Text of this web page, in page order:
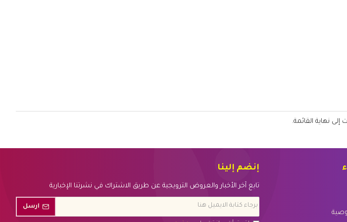
نهاية القائمة.
إنضم إلينا
تابع آخر الأخبار والعروض الترويجية عن طريق الاشتراك في نشرتنا الإخبارية
ارسل